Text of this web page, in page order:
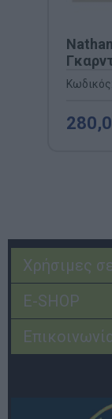
Κωδικός:
Χρήσιμες
E-SHOP